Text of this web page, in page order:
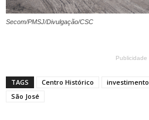
Secom/PMSJ/Divulgação/CSC
Publicidade
TAGS Centro Histórico investimento
São José